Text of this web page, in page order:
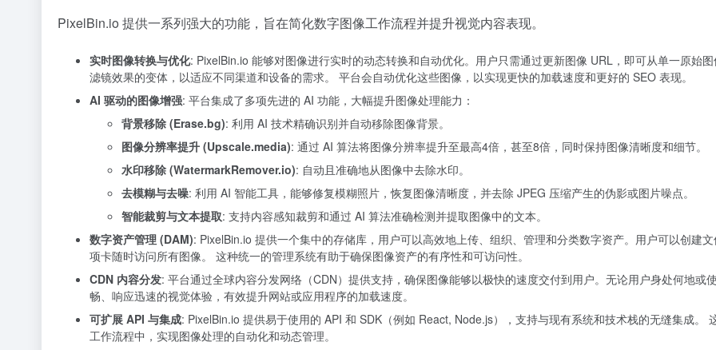
PixelBin.io 提供一系列强大的功能，旨在简化数字图像工作流程并提升视觉内容表现。
实时图像转换与优化: PixelBin.io 能够对图像进行实时的动态转换和自动优化。用户只需通过更新图像 URL，即可从单一原始
滤镜效果的变体，以适应不同渠道和设备的需求。 平台会自动优化这些图像，以实现更快的加载速度和更好的 SEO 表现。
AI 驱动的图像增强: 平台集成了多项先进的 AI 功能，大幅提升图像处理能力：
背景移除 (Erase.bg): 利用 AI 技术精确识别并自动移除图像背景。
图像分辨率提升 (Upscale.media): 通过 AI 算法将图像分辨率提升至最高4倍，甚至8倍，同时保持图像清晰度和细节。
水印移除 (WatermarkRemover.io): 自动且准确地从图像中去除水印。
去模糊与去噪: 利用 AI 智能工具，能够修复模糊照片，恢复图像清晰度，并去除 JPEG 压缩产生的伪影或图片噪点。
智能裁剪与文本提取: 支持内容感知裁剪和通过 AI 算法准确检测并提取图像中的文本。
数字资产管理 (DAM): PixelBin.io 提供一个集中的存储库，用户可以高效地上传、组织、管理和分类数字资产。用户可以创建
项卡随时访问所有图像。 这种统一的管理系统有助于确保图像资产的有序性和可访问性。
CDN 内容分发: 平台通过全球内容分发网络（CDN）提供支持，确保图像能够以极快的速度交付到用户。无论用户身处何地
畅、响应迅速的视觉体验，有效提升网站或应用程序的加载速度。
可扩展 API 与集成: PixelBin.io 提供易于使用的 API 和 SDK（例如 React, Node.js），支持与现有系统和技术栈的无缝集成。
工作流程中，实现图像处理的自动化和动态管理。